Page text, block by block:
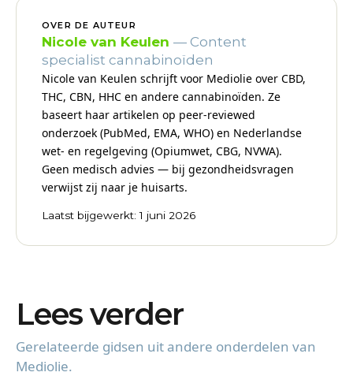
OVER DE AUTEUR
Nicole van Keulen — Content
specialist cannabinoïden
Nicole van Keulen schrijft voor Mediolie over CBD,
THC, CBN, HHC en andere cannabinoïden. Ze
baseert haar artikelen op peer-reviewed
onderzoek (PubMed, EMA, WHO) en Nederlandse
wet- en regelgeving (Opiumwet, CBG, NVWA).
Geen medisch advies — bij gezondheidsvragen
verwijst zij naar je huisarts.
Laatst bijgewerkt: 1 juni 2026
Lees verder
Gerelateerde gidsen uit andere onderdelen van
Mediolie.